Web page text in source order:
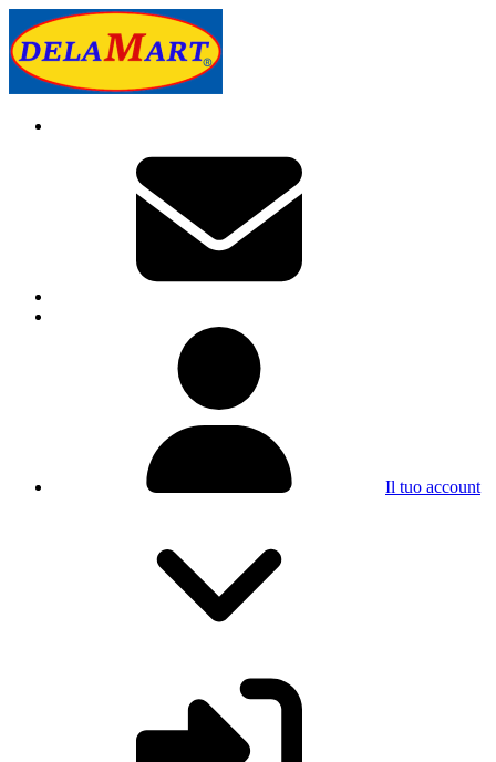
Il tuo account